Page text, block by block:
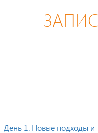
День 1. Новые подходы и